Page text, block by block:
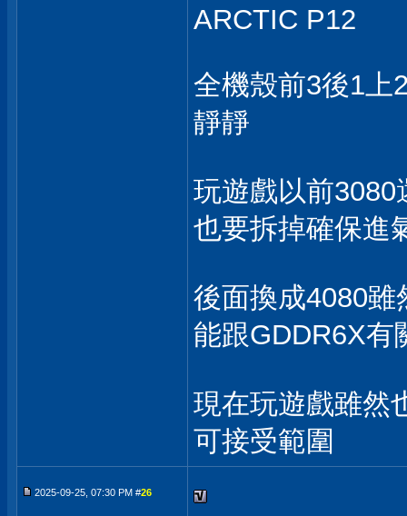
ARCTIC P12
全機殼前3後1上
靜靜
玩遊戲以前
也要拆掉確保進
後面換成4080雖
能跟GDDR6X有
現在玩遊戲雖然
可接受範圍
2025-09-25, 07:30 PM #26